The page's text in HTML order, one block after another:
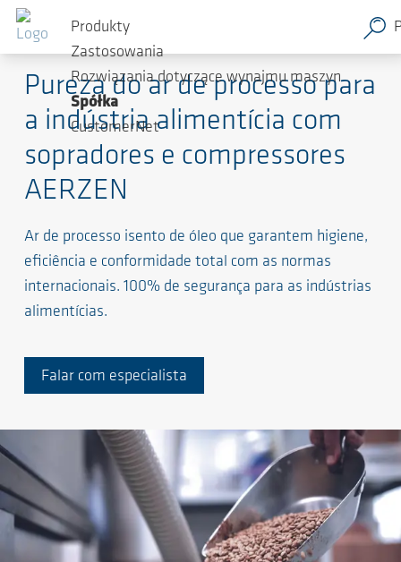
Quão seguro e limpo está seu ar de processo?
Pureza do ar de processo para
a indústria alimentícia com
sopradores e compressores
AERZEN
Ar de processo isento de óleo que garantem higiene,
eficiência e conformidade total com as normas
internacionais. 100% de segurança para as indústrias
alimentícias.
Falar com especialista
Produkty
Zastosowania
Rozwiązania dotyczące wynajmu maszyn
Spółka
CustomerNet